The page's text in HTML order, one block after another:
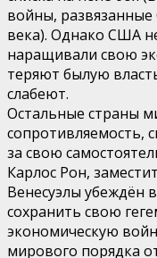
войны,
века). Однако США
наращивали свою
теряют былую
слабеют.
Остальные страны
сопротивляемость,
за свою
Карлос Рон,
Венесуэлы убеждён
сохранить свою
экономическую
мирового порядка